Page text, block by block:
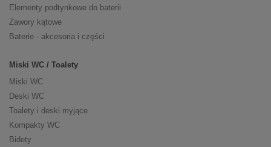
Elementy podtynkowe do baterii
Zawory kątowe
Baterie - akcesoria i części
Miski WC / Toalety
Miski WC
Deski WC
Toalety i deski myjące
Kompakty WC
Bidety